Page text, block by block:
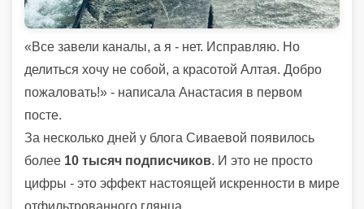
«Все завели каналы, а я - нет. Исправляю. Но
делиться хочу не собой, а красотой Алтая. Добро
пожаловать!» - написала Анастасия в первом
посте.
За несколько дней у блога Сиваевой появилось
более 10 тысяч подписчиков. И это не просто
цифры - это эффект настоящей искренности в мире